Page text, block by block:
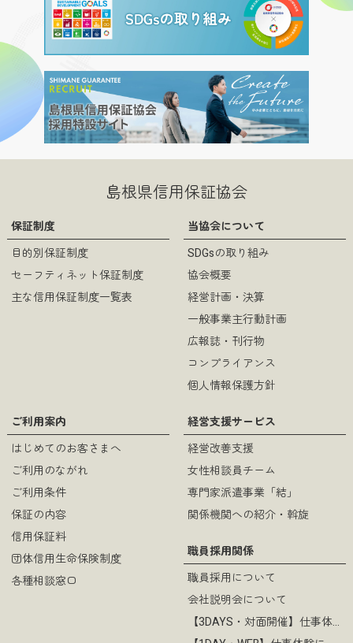
島根県信用保証協会
保証制度
目的別保証制度
セーフティネット保証制度
主な信用保証制度一覧表
当協会について
SDGsの取り組み
協会概要
経営計画・決算
一般事業主行動計画
広報誌・刊行物
コンプライアンス
個人情報保護方針
ご利用案内
はじめてのお客さまへ
ご利用のながれ
ご利用条件
保証の内容
信用保証料
団体信用生命保険制度
各種相談窓口
経営支援サービス
経営改善支援
女性相談員チーム
専門家派遣事業「結」
関係機関への紹介・斡旋
職員採用関係
職員採用について
会社説明会について
【3DAYS・対面開催】仕事体験について